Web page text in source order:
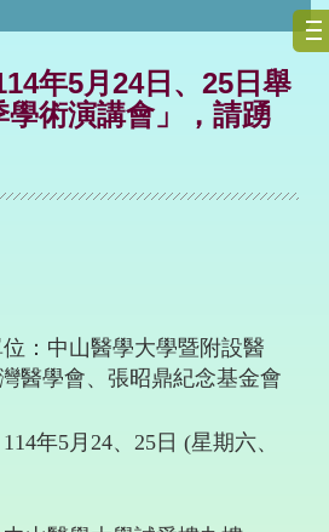
年5月24日、25日舉
學術演講會」，請踴
：中山醫學大學暨附設醫
醫學會、張昭鼎紀念基金會
114年5月 24、 25 日 (星期六、